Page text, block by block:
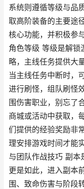
系统则遵循等级与品
取高阶装备的主要途
核心功能，并积极参
角色等级 等级是解锁
略，主线任务提供大
当主线任务中断时，
进行刷怪，组队刷怪
围伤害职业，别忘了
商城或活动中获取，
们提供的经验奖励非
理安排游戏时间才能
与团队作战技巧 副本
更是如此，进入副本
围、致命伤害与阶段